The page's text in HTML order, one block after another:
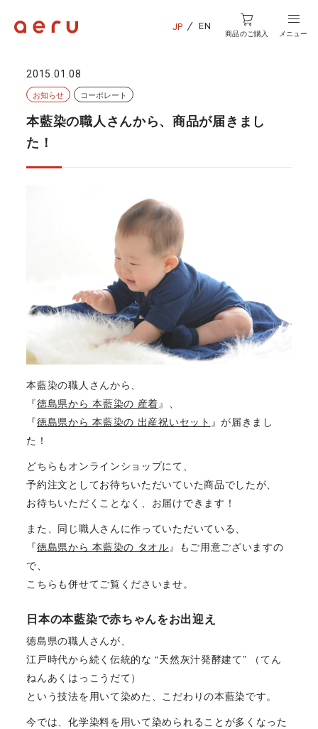
JP EN
商品のご購入 メニュー
2015.01.08
お知らせ
コーポレート
本藍染の職人さんから、商品が届きまし
た！
本藍染の職人さんから、
『徳島県から 本藍染の 産着 』、
『徳島県から 本藍染の 出産祝いセット 』が届きまし
た！
どちらもオンラインショップにて、
予約注文としてお待ちいただいていた商品でしたが、
お待ちいただくことなく、お届けできます！
また、同じ職人さんに作っていただいている、
『徳島県から 本藍染の タオル 』もご用意ございますの
で、
こちらも併せてご覧くださいませ。
日本の本藍染で赤ちゃんをお出迎え
徳島県の職人さんが、
江戸時代から続く伝統的な “天然灰汁発酵建て” （てん
ねんあくはっこうだて）
という技法を用いて染めた、こだわりの本藍染です。
今では、化学染料を用いて染められることが多くなった